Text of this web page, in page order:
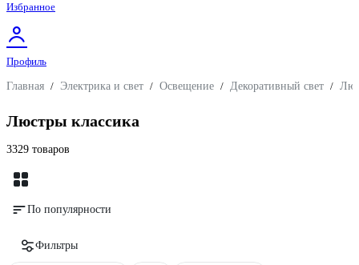
Избранное
Профиль
Главная / Электрика и свет / Освещение / Декоративный свет /
Люстры классика
3329 товаров
По популярности
Фильтры